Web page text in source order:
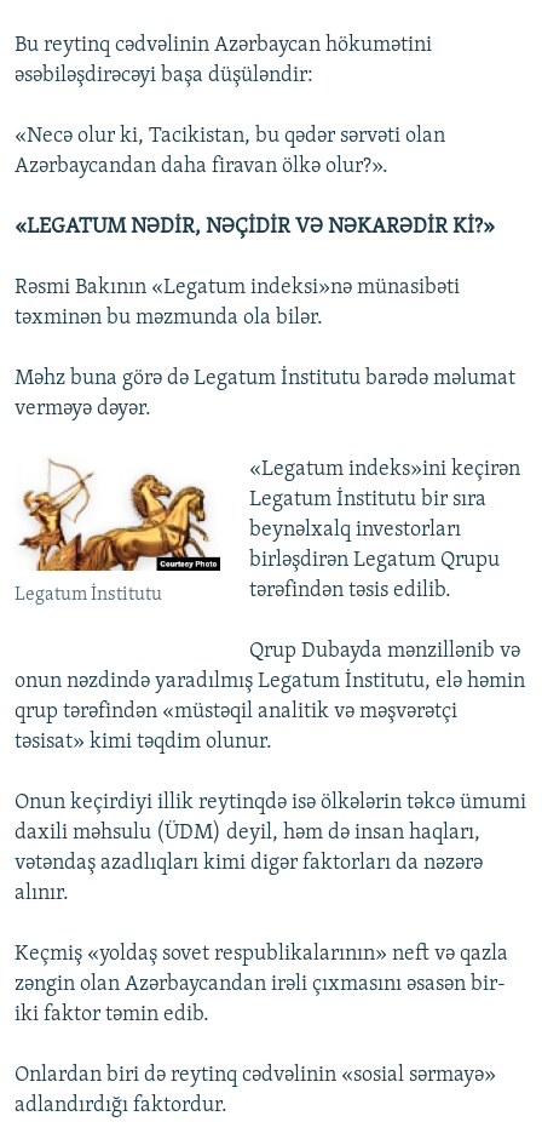
Bu reytinq cədvəlinin Azərbaycan hökumətini
əsəbiləşdirəcəyi başa düşüləndir:
«Necə olur ki, Tacikistan, bu qədər sərvəti olan
Azərbaycandan daha firavan ölkə olur?».
«LEGATUM NƏDİR, NƏÇİDİR VƏ NƏKARƏDİR Kİ?»
Rəsmi Bakının «Legatum indeksi»nə münasibəti
təxminən bu məzmunda ola bilər.
Məhz buna görə də Legatum İnstitutu barədə məlumat
verməyə dəyər.
Legatum İnstitutu
«Legatum indeks»ini keçirən
Legatum İnstitutu bir sıra
beynəlxalq investorları
birləşdirən Legatum Qrupu
tərəfindən təsis edilib.
Qrup Dubayda mənzillənib və
onun nəzdində yaradılmış Legatum İnstitutu, elə həmin
qrup tərəfindən «müstəqil analitik və məşvərətçi
təsisat» kimi təqdim olunur.
Onun keçirdiyi illik reytinqdə isə ölkələrin təkcə ümumi
daxili məhsulu (ÜDM) deyil, həm də insan haqları,
vətəndaş azadlıqları kimi digər faktorları da nəzərə
alınır.
Keçmiş «yoldaş sovet respublikalarının» neft və qazla
zəngin olan Azərbaycandan irəli çıxmasını əsasən bir-
iki faktor təmin edib.
Onlardan biri də reytinq cədvəlinin «sosial sərmayə»
adlandırdığı faktordur.